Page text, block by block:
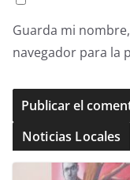
Guarda mi
navegador para la
Noticias Locales